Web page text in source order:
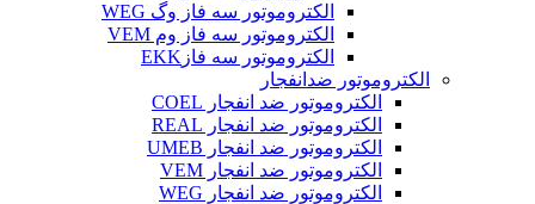
الکتروموتور سه فاز وگ WEG
الکتروموتور سه فاز وم VEM
الکتروموتور سه فازEKK
الکتروموتور ضدانفجار
الکتروموتور ضد انفجار COEL
الکتروموتور ضد انفجار REAL
الکتروموتور ضد انفجار UMEB
الکتروموتور ضد انفجار VEM
الکتروموتور ضد انفجار WEG